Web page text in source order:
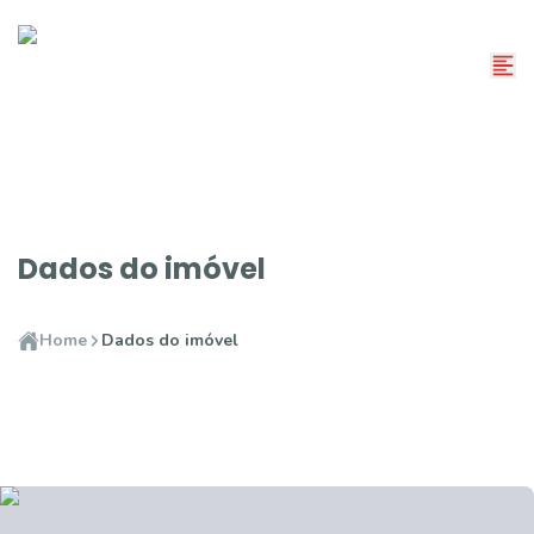
Dados do imóvel
Home Dados do imóvel